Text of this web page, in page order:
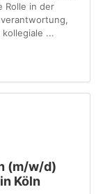
Rolle in der
...
(m/w/d)
Köln